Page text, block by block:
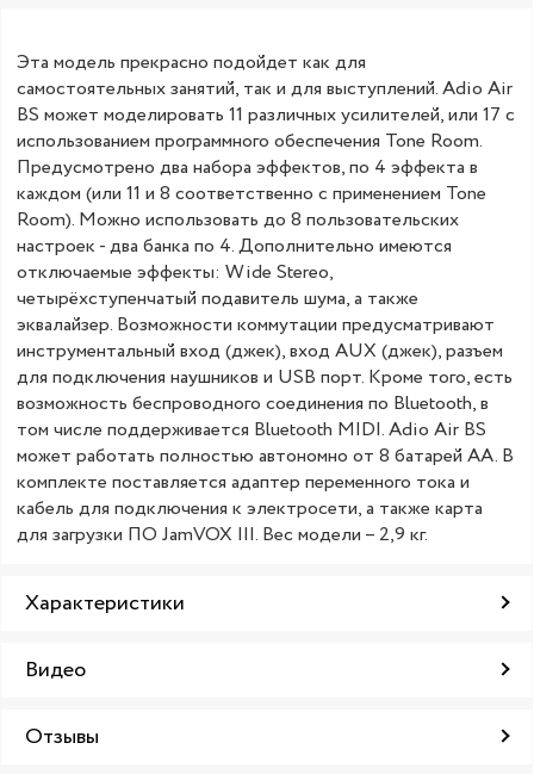
Эта модель прекрасно подойдет как для
самостоятельных занятий, так и для выступлений. Adio Air
BS может моделировать 11 различных усилителей, или 17 с
использованием программного обеспечения Tone Room.
Предусмотрено два набора эффектов, по 4 эффекта в
каждом (или 11 и 8 соответственно с применением Tone
Room). Можно использовать до 8 пользовательских
настроек - два банка по 4. Дополнительно имеются
отключаемые эффекты: Wide Stereo,
четырёхступенчатый подавитель шума, а также
эквалайзер. Возможности коммутации предусматривают
инструментальный вход (джек), вход AUX (джек), разъем
для подключения наушников и USB порт. Кроме того, есть
возможность беспроводного соединения по Bluetooth, в
том числе поддерживается Bluetooth MIDI. Adio Air BS
может работать полностью автономно от 8 батарей АА. В
комплекте поставляется адаптер переменного тока и
кабель для подключения к электросети, а также карта
для загрузки ПО JamVOX III. Вес модели – 2,9 кг.
Характеристики
Видео
Отзывы